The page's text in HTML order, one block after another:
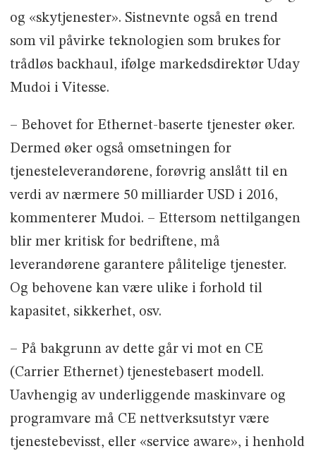
og «skytjenester». Sistnevnte også en trend
som vil påvirke teknologien som brukes for
trådløs backhaul, ifølge markedsdirektør Uday
Mudoi i Vitesse.
– Behovet for Ethernet-baserte tjenester øker.
Dermed øker også omsetningen for
tjenesteleverandørene, forøvrig anslått til en
verdi av nærmere 50 milliarder USD i 2016,
kommenterer Mudoi. – Ettersom nettilgangen
blir mer kritisk for bedriftene, må
leverandørene garantere pålitelige tjenester.
Og behovene kan være ulike i forhold til
kapasitet, sikkerhet, osv.
– På bakgrunn av dette går vi mot en CE
(Carrier Ethernet) tjenestebasert modell.
Uavhengig av underliggende maskinvare og
programvare må CE nettverksutstyr være
tjenestebevisst, eller «service aware», i henhold